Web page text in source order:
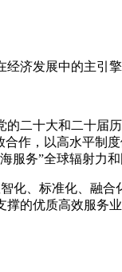
济发展中的主引
二十大和二十
作，以高水平
服务”全球辐射力和
化、标准化、融
的优质高效服务